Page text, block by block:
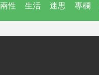
兩性 生活 迷思 專欄